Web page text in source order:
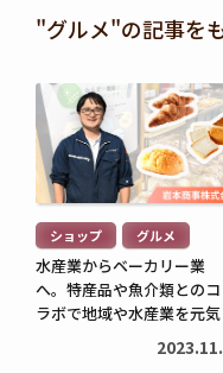
投資信託と株の違いは？仕
組みやリスク、利益などを
続
き
を
読
む
> 子育てに役立つ
高校生でも口座開設でき
"グルメ"の記事を
続
き
を
読
む
> ショップ グルメ
水産業からベーカリー業
へ。特産品や魚介類とのコ
ラボで地域や水産業を元気
に！/岩本商事株式会社 岩
本大志さん【PR】